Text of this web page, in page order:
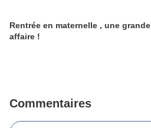
Rentrée en maternelle , une grande
affaire !
Commentaires